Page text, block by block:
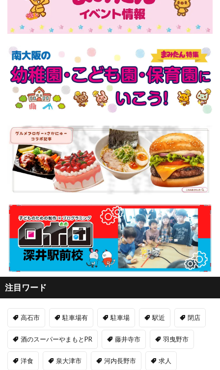
注目ワード
高石市 駐車場有 駐車場 駅近 閉店
酒のスーパーやまもとPR 藤井寺市 羽曳野市
洋食 泉大津市 河内長野市 求人